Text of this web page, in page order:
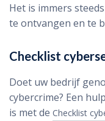
Het is immers
te ontvangen en te
Checklist
Doet uw bedrijf
cybercrime? Een
is met de Checklist